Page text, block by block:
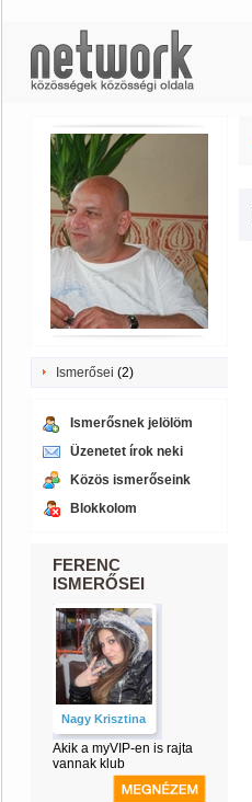
Ismerősei (2)
Ismerősnek jelölöm
Üzenetet írok neki
Közös ismerőseink
Blokkolom
FERENC
ISMERŐSEI
Nagy Krisztina
Akik a myVIP-en is rajta
vannak klub